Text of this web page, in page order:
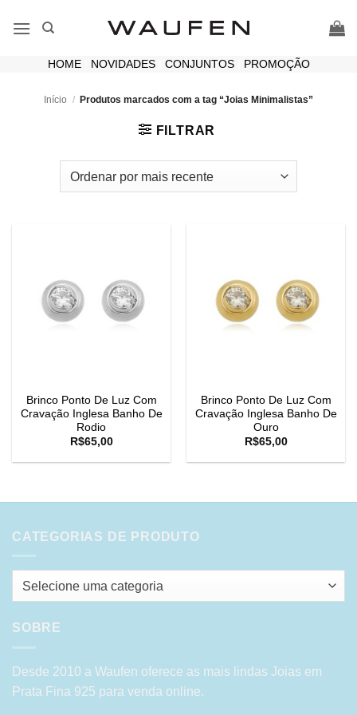
HOME| NOVIDADES| CONJUNTOS| PROMOÇÃO
Início / Produtos marcados com a tag “Joias Minimalistas”
FILTRAR
Brinco Ponto De Luz Com
Cravação Inglesa Banho De
Rodio
R$65,00
Brinco Ponto De Luz Com
Cravação Inglesa Banho De
Ouro
R$65,00
CATEGORIAS DE PRODUTO
Selecione uma categoria
SOBRE
Desde 2010 a Waufen oferece as mais lindas Joias em
Prata Fina 925 para venda online.